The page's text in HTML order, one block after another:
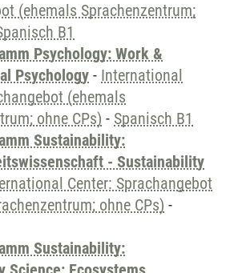
(ehemals Sprachenzentrum;
B1
Psychology: Work &
Psychology - International
(ehemals
ohne CPs) - Spanisch B1
Sustainability:
- Sustainability
Center: Sprachangebot
ohne CPs) -
Sustainability: